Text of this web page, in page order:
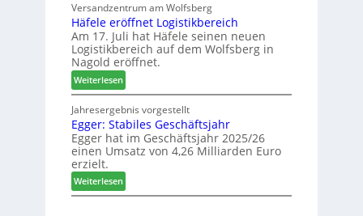
n
g
b
e
p
e
n
b
a
Versandzentrum am Wolfsberg
Häfele eröffnet Logistikbereich
Am 17. Juli hat Häfele seinen neuen
Logistikbereich auf dem Wolfsberg in
Nagold eröffnet.
Weiterlesen:
H
ä
f
e
l
e
r
Jahresergebnis vorgestellt
Egger: Stabiles Geschäftsjahr
Egger hat im Geschäftsjahr 2025/26
einen Umsatz von 4,26 Milliarden Euro
erzielt.
Weiterlesen:
E